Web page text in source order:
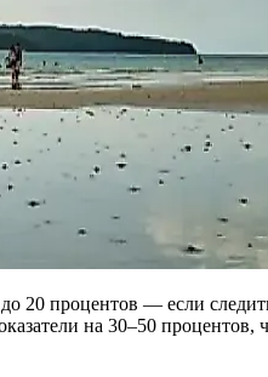
процентов — если
на 30–50